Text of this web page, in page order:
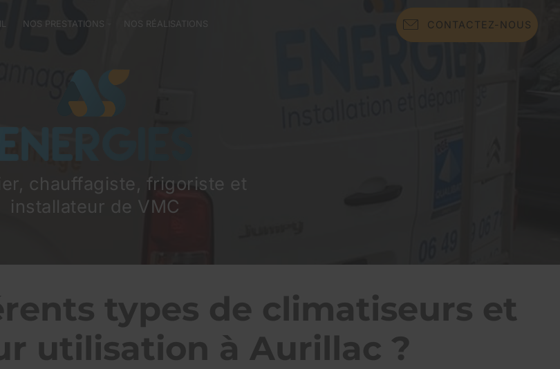
chauffagiste, frigoriste et
installateur de VMC
NOS PRESTATIONS NOS RÉALISATIONS CONTACTEZ-NOUS
types de climatiseurs et
utilisation à Aurillac ?